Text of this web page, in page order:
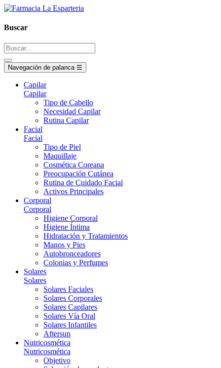
Buscar
Navegación de palanca ☰
Capilar
Capilar
Tipo de Cabello
Necesidad Capilar
Rutina Capilar
Facial
Facial
Tipo de Piel
Maquillaje
Cosmética Coreana
Preocupación Cutánea
Rutina de Cuidado Facial
Activos Principales
Corporal
Corporal
Higiene Corporal
Higiene Íntima
Hidratación y Tratamientos
Manos y Pies
Autobronceadores
Colonias y Perfumes
Solares
Solares
Solares Faciales
Solares Corporales
Solares Capilares
Solares Vía Oral
Solares Infantiles
Aftersun
Nutricosmética
Nutricosmética
Objetivo